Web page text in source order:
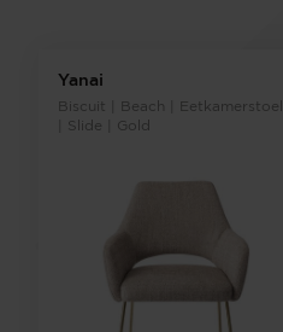
Yanai
Biscuit | Beach | Eetkamerstoel
| Slide | Gold